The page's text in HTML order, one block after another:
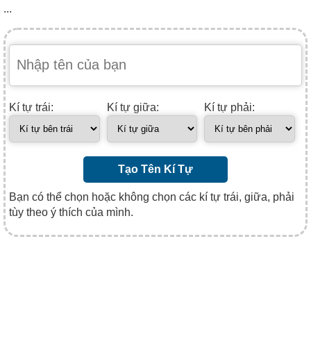
...
Kí tự trái: Kí tự giữa: Kí tự phải:
Tạo Tên Kí Tự
Bạn có thể chọn hoặc không chọn các kí tự trái, giữa, phải
tùy theo ý thích của mình.